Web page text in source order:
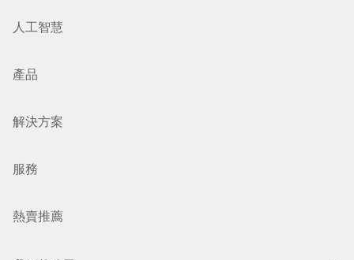
人工智慧
產品
解決方案
服務
熱賣推薦